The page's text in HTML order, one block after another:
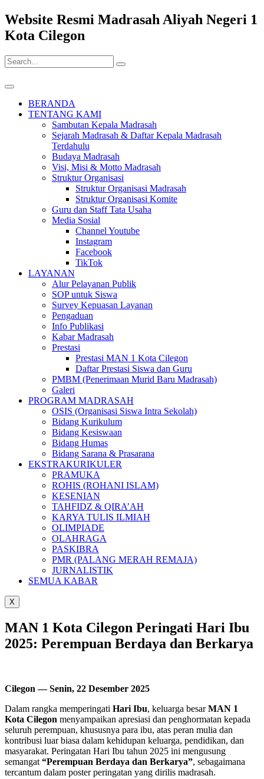
Website Resmi Madrasah Aliyah Negeri 1
Kota Cilegon
BERANDA
TENTANG KAMI
Sambutan Kepala Madrasah
Sejarah Madrasah & Daftar Kepala Madrasah
Terdahulu
Budaya Madrasah
Visi, Misi & Motto Madrasah
Struktur Organisasi
Struktur Organisasi Madrasah
Struktur Organisasi Komite
Guru dan Staff Tata Usaha
Media Sosial
Channel Youtube
Instagram
Facebook
TikTok
LAYANAN
Alur Pelayanan Publik
SOP untuk Siswa
Survey Kepuasan Layanan
Pengaduan
Info Publikasi
Kabar Madrasah
Prestasi
Prestasi MAN 1 Kota Cilegon
Daftar Prestasi Siswa dan Guru
PMBM (Penerimaan Murid Baru Madrasah)
Galeri
PROGRAM MADRASAH
OSIS (Organisasi Siswa Intra Sekolah)​
Bidang Kurikulum
Bidang Kesiswaan
Bidang Humas
Bidang Sarana & Prasarana
EKSTRAKURIKULER
PRAMUKA
ROHIS (ROHANI ISLAM)
KESENIAN
TAHFIDZ & QIRA’AH
KARYA TULIS ILMIAH
OLIMPIADE
OLAHRAGA
PASKIBRA
PMR (PALANG MERAH REMAJA)
JURNALISTIK
SEMUA KABAR
X
MAN 1 Kota Cilegon Peringati Hari Ibu
2025: Perempuan Berdaya dan Berkarya
Cilegon — Senin, 22 Desember 2025
Dalam rangka memperingati Hari Ibu, keluarga besarMAN 1
Kota Cilegon menyampaikan apresiasi dan penghormatan kepada
seluruh perempuan, khususnya para ibu, atas peran mulia dan
kontribusi luar biasa dalam kehidupan keluarga, pendidikan, dan
masyarakat. Peringatan Hari Ibu tahun 2025 ini mengusung
semangat “Perempuan Berdaya dan Berkarya”, sebagaimana
tercantum dalam poster peringatan yang dirilis madrasah.